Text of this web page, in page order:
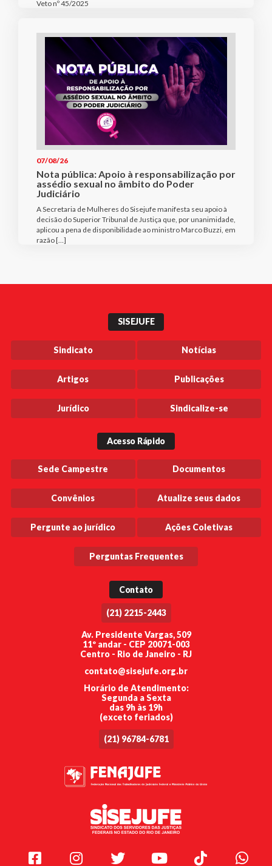
Veto nº 45/2025
07/08/26
Nota pública: Apoio à responsabilização por
assédio sexual no âmbito do Poder
Judiciário
A Secretaria de Mulheres do Sisejufe manifesta seu apoio à
decisão do Superior Tribunal de Justiça que, por unanimidade,
aplicou a pena de disponibilidade ao ministro Marco Buzzi, em
razão […]
SISEJUFE
Sindicato Notícias
Artigos Publicações
Jurídico Sindicalize-se
Acesso Rápido
Sede Campestre Documentos
Convênios Atualize seus dados
Pergunte ao jurídico Ações Coletivas
Perguntas Frequentes
Contato
(21) 2215-2443
Av. Presidente Vargas, 509
11º andar - CEP 20071-003
Centro - Rio de Janeiro - RJ
contato@sisejufe.org.br
Horário de Atendimento:
Segunda a Sexta
das 9h às 19h
(exceto feriados)
(21) 96784-6781
Facebook Instagram Twitter Youtube TikTok